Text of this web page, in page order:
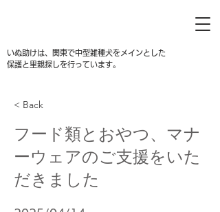
いぬ助けは、関東で中型雑種犬をメインとした
保護と里親探しを行っています。
< Back
フード類とおやつ、マナ
ーウェアのご支援をいた
だきました